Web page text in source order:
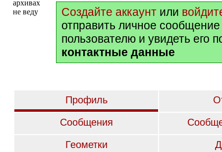
Создайте аккаунт или
отправить личное
пользователю и увидеть его
контактные данные
Профиль
Сообщения
Геометки